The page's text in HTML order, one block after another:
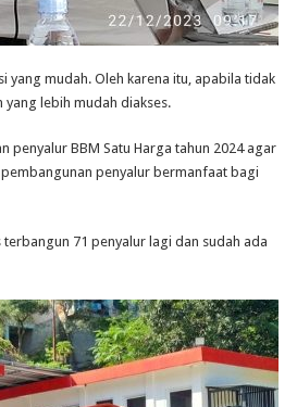
yang mudah. Oleh karena itu, apabila tidak
yang lebih mudah diakses.
penyalur BBM Satu Harga tahun 2024 agar
penyalur bermanfaat bagi
71 penyalur lagi dan sudah ada